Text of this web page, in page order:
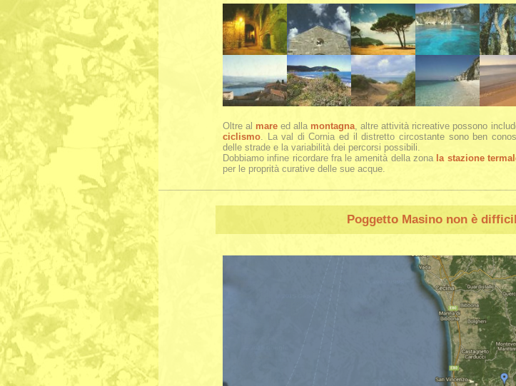
Oltre al mare ed alla montagna , altre attività ricreative possono
ciclismo . La val di Cornia ed il distretto circostante sono ben
delle strade e la variabilità dei percorsi possibili.
Dobbiamo infine ricordare fra le amenità della zona la stazione
per le proprità curative delle sue acque.
Poggetto Masinonon è